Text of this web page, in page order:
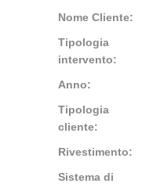
Nome Cliente:
Tipologia
intervento:
Anno:
Tipologia
cliente:
Rivestimento:
Sistema di